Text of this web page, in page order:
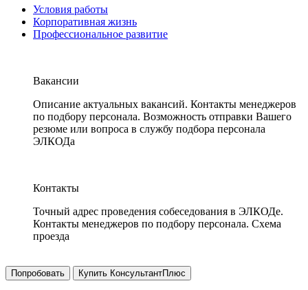
Условия работы
Корпоративная жизнь
Профессиональное развитие
Вакансии
Описание актуальных вакансий. Контакты менеджеров
по подбору персонала. Возможность отправки Вашего
резюме или вопроса в службу подбора персонала
ЭЛКОДа
Контакты
Точный адрес проведения собеседования в ЭЛКОДе.
Контакты менеджеров по подбору персонала. Схема
проезда
Попробовать Купить КонсультантПлюс